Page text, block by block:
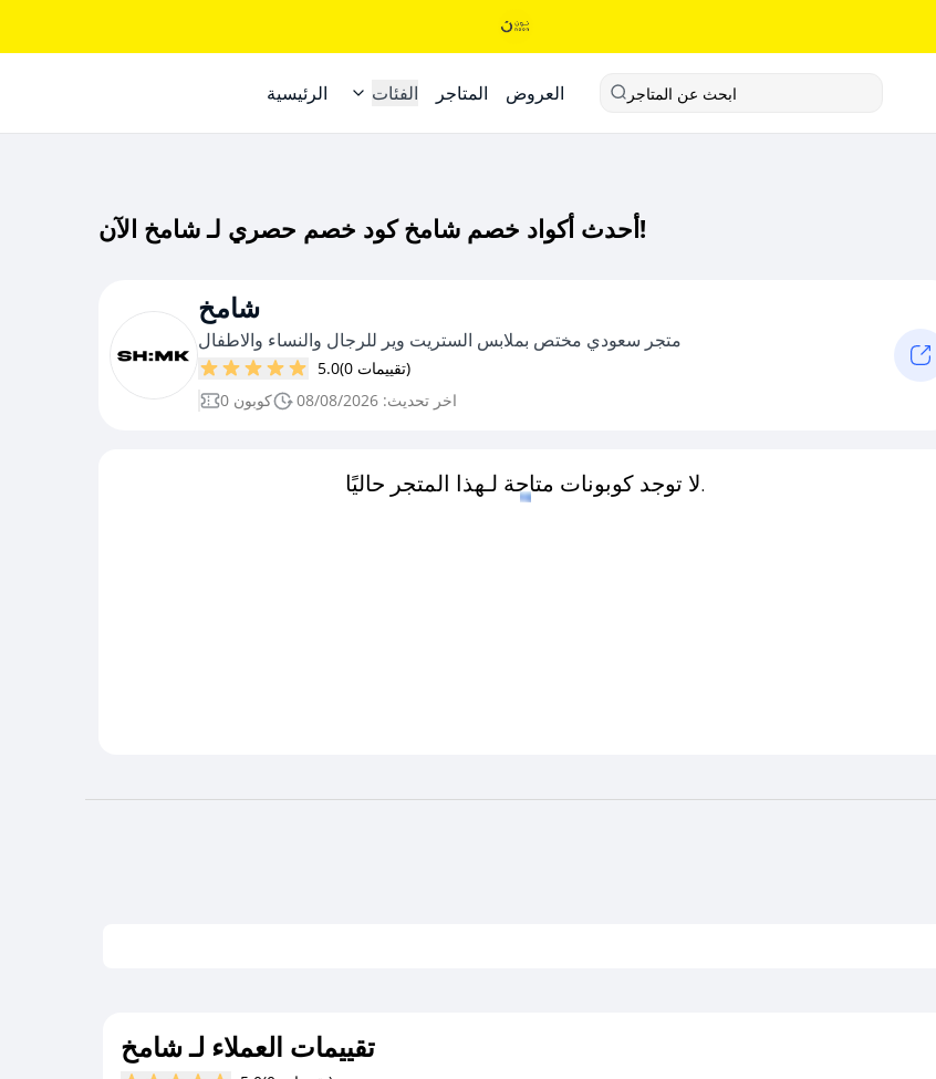
الرئيسية الفئات المتاجر العروض ابحث عن المتاجر
أحدث أكواد خصم شامخ كود خصم حصري لـ شامخ الآن!
شامخ
متجر سعودي مختص بملابس الستریت ویر للرجال والنساء والاطفال
5.0
(0 تقييمات)
0 كوبون
اخر تحديث: 08/08/2026
لا توجد كوبونات متاحة لـهذا المتجر حاليًا.
تقييمات العملاء لـ شامخ